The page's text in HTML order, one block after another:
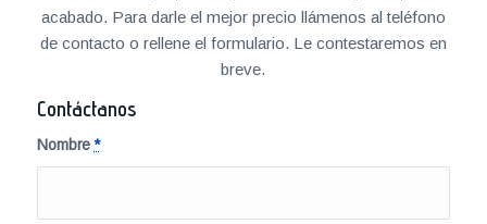
acabado. Para darle el mejor precio llámenos al teléfono
de contacto o rellene el formulario. Le contestaremos en
breve.
Contáctanos
Nombre*